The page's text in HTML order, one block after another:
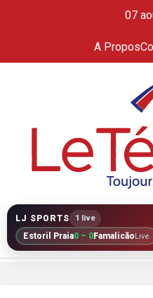
07
A Propos
LJ SPORTS 1 live
Estoril Praia0 – 0FamalicãoLive